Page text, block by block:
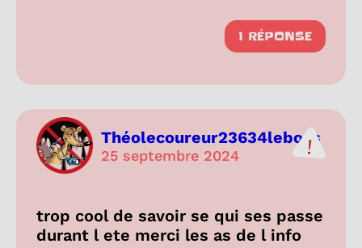
1 RÉPONSE
Théolecoureur23634leboss
25 septembre 2024
trop cool de savoir se qui ses passe
durant l ete merci les as de l info